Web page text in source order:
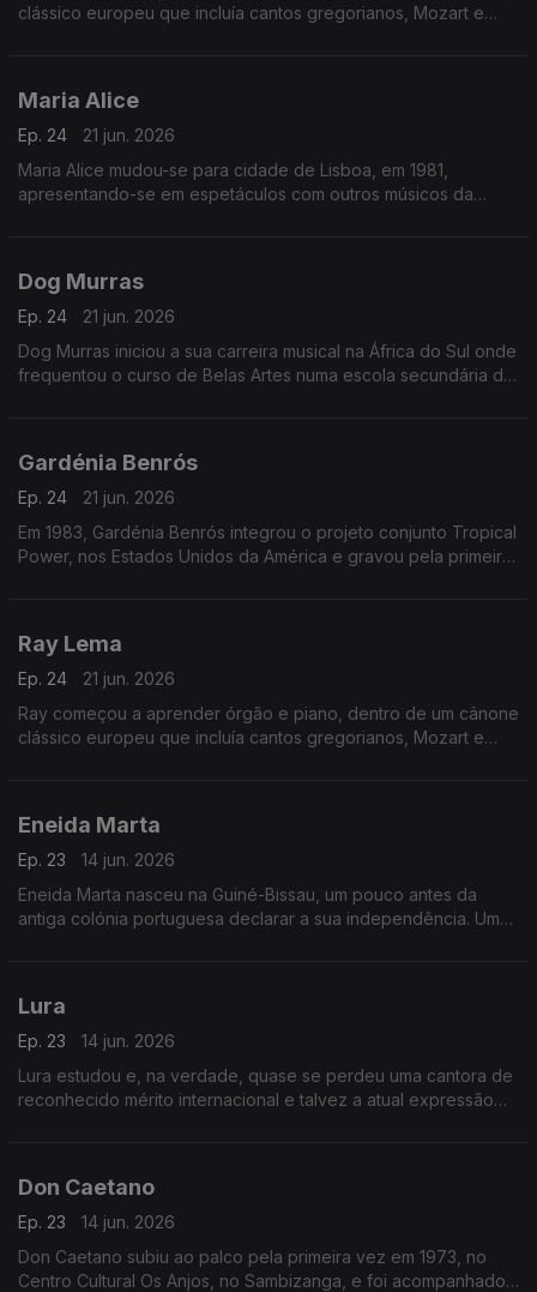
clássico europeu que incluía cantos gregorianos, Mozart e
Maria Alice
Ep. 24
21 jun. 2026
Maria Alice mudou-se para cidade de Lisboa, em 1981,
apresentando-se em espetáculos com outros músicos da
Dog Murras
Ep. 24
21 jun. 2026
Dog Murras iniciou a sua carreira musical na África do Sul onde
frequentou o curso de Belas Artes numa escola secundária de
Gardénia Benrós
Ep. 24
21 jun. 2026
Em 1983, Gardénia Benrós integrou o projeto conjunto Tropical
Power, nos Estados Unidos da América e gravou pela primeira
Ray Lema
Ep. 24
21 jun. 2026
Ray começou a aprender órgão e piano, dentro de um cânone
clássico europeu que incluía cantos gregorianos, Mozart e
Eneida Marta
Ep. 23
14 jun. 2026
Eneida Marta nasceu na Guiné-Bissau, um pouco antes da
antiga colónia portuguesa declarar a sua independência. Uma
Lura
Ep. 23
14 jun. 2026
Lura estudou e, na verdade, quase se perdeu uma cantora de
reconhecido mérito internacional e talvez a atual expressão
Don Caetano
Ep. 23
14 jun. 2026
Don Caetano subiu ao palco pela primeira vez em 1973, no
Centro Cultural Os Anjos, no Sambizanga, e foi acompanhado